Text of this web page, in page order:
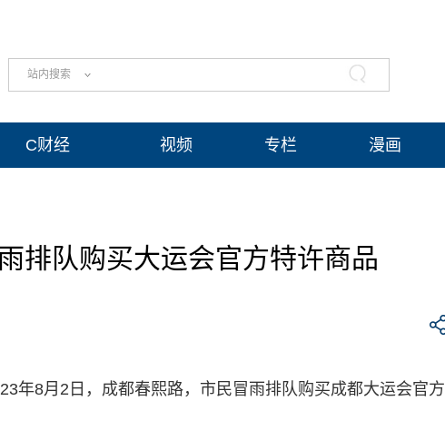
站内搜索
C财经 视频 专栏 漫画
排队购买大运会官方特许商品
年8月2日，成都春熙路，市民冒雨排队购买成都大运会官方